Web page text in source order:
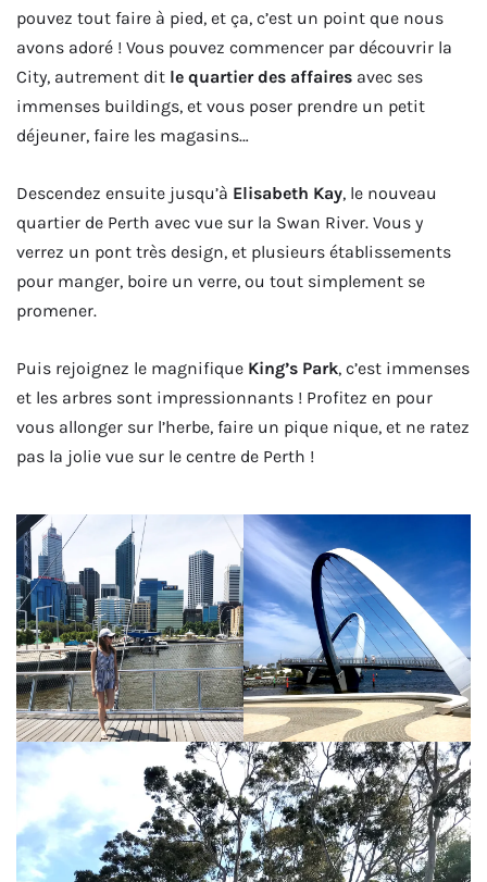
pouvez tout faire à pied, et ça, c’est un point que nous
avons adoré ! Vous pouvez commencer par découvrir la
City, autrement dit le quartier des affaires avec ses
immenses buildings, et vous poser prendre un petit
déjeuner, faire les magasins…
Descendez ensuite jusqu’à Elisabeth Kay, le nouveau
quartier de Perth avec vue sur la Swan River. Vous y
verrez un pont très design, et plusieurs établissements
pour manger, boire un verre, ou tout simplement se
promener.
Puis rejoignez le magnifique King’s Park, c’est immenses
et les arbres sont impressionnants ! Profitez en pour
vous allonger sur l’herbe, faire un pique nique, et ne ratez
pas la jolie vue sur le centre de Perth !